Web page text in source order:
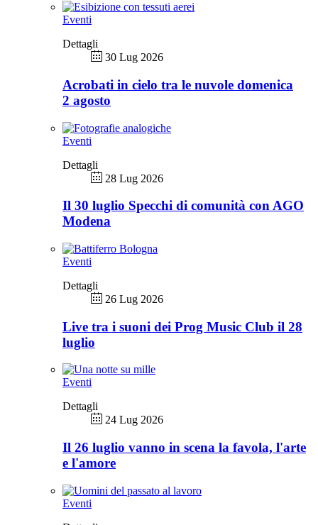
Eventi
Dettagli
30 Lug 2026
Acrobati in cielo tra le nuvole domenica
2 agosto
Eventi
Dettagli
28 Lug 2026
Il 30 luglio Specchi di comunità con AGO
Modena
Eventi
Dettagli
26 Lug 2026
Live tra i suoni dei Prog Music Club il 28
luglio
Eventi
Dettagli
24 Lug 2026
Il 26 luglio vanno in scena la favola, l'arte
e l'amore
Eventi